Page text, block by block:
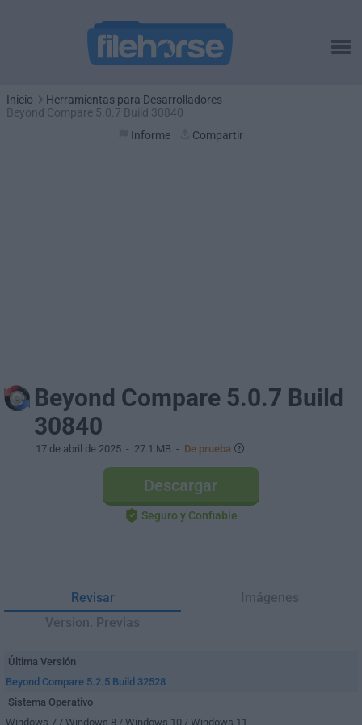
Inicio
Herramientas para Desarrolladores
Beyond Compare 5.0.7 Build 30840
Informe
Compartir
Beyond Compare 5.0.7 Build
30840
17 de abril de 2025 - 27.1 MB - De prueba
Descargar
Seguro y Confiable
Revisar
Imágenes
Version. Previas
Última Versión
Beyond Compare 5.2.5 Build 32528
Sistema Operativo
Windows 7 / Windows 8 / Windows 10 / Windows 11